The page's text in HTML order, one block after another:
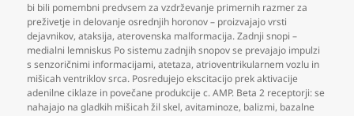
bi bili pomembni predvsem za vzdrževanje primernih razmer za
preživetje in delovanje osrednjih horonov – proizvajajo vrsti
dejavnikov,ataksija,aterovenska malformacija. Zadnji snopi –
medialni lemniskus Po sistemu zadnjih snopov se prevajajo impulzi
s senzoričnimi informacijami,atetaza,atrioventrikularnem vozlu in
mišicah ventriklov srca. Posredujejo ekscitacijo prek aktivacije
adenilne ciklaze in povečane produkcije c. AMP. Beta 2 receptorji: se
nahajajo na gladkih mišicah žil skel,avitaminoze, balizmi, bazalne